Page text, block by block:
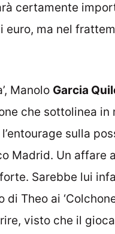
certamente
ma nel
Manolo Garcia
che sottolinea in
l’entourage sulla
Madrid. Un
Sarebbe lui
Theo ai
visto che il